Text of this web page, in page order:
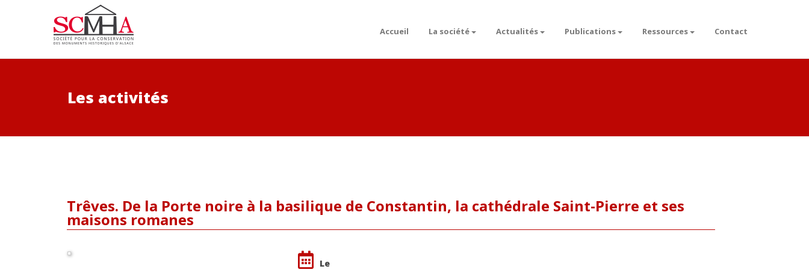
Accueil La société Actualités Publications Ressources Contact
Les activités
Trêves. De la Porte noire à la basilique de Constantin, la cathédrale Saint-Pierre et ses
maisons romanes
Le